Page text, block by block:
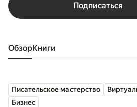
Подписаться
Обзор книги
Писательское мастерство
Бизнес